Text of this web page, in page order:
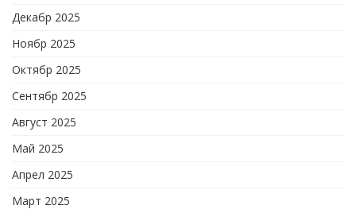
Декабр 2025
Ноябр 2025
Октябр 2025
Сентябр 2025
Август 2025
Май 2025
Апрел 2025
Март 2025